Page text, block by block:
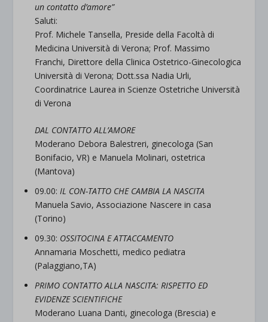
un contatto d’amore”
Saluti:
Prof. Michele Tansella, Preside della Facoltà di
Medicina Università di Verona; Prof. Massimo
Franchi, Direttore della Clinica Ostetrico-Ginecologica
Università di Verona; Dott.ssa Nadia Urli,
Coordinatrice Laurea in Scienze Ostetriche Università
di Verona
DAL CONTATTO ALL’AMORE
Moderano Debora Balestreri, ginecologa (San
Bonifacio, VR) e Manuela Molinari, ostetrica
(Mantova)
09.00:IL CON-TATTO CHE CAMBIA LA NASCITA
Manuela Savio, Associazione Nascere in casa
(Torino)
09.30: OSSITOCINA E ATTACCAMENTO
Annamaria Moschetti, medico pediatra
(Palaggiano,TA)
PRIMO CONTATTO ALLA NASCITA: RISPETTO ED
EVIDENZE SCIENTIFICHE
Moderano Luana Danti, ginecologa (Brescia) e